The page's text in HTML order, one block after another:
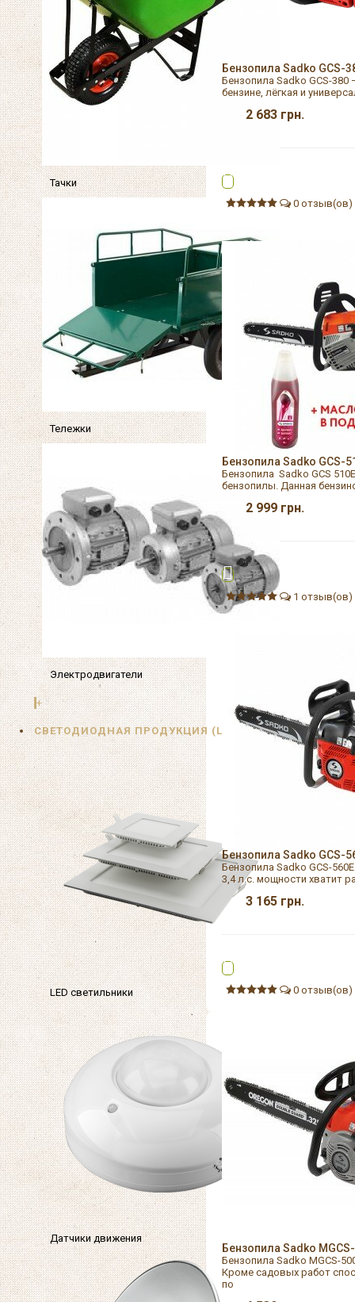
Тачки
Тележки
Электродвигатели
+
СВЕТОДИОДНАЯ ПРОДУКЦИЯ (LED)
LED светильники
Датчики движения
Бензопила Sadko GCS-
Бензопила Sadko GCS-
бензине, лёгкая и
2 683 грн.
0 отзыв(ов)
Бензопила Sadko GCS-
Бензопила Sadko GCS
бензопилы. Данная
2 999 грн.
1 отзыв(ов)
Бензопила Sadko GCS-
Бензопила Sadko GCS-
3,4 л.с. мощности хватит
3 165 грн.
0 отзыв(ов)
Бензопила Sadko
Бензопила Sadko MGCS-
Кроме садовых работ
по